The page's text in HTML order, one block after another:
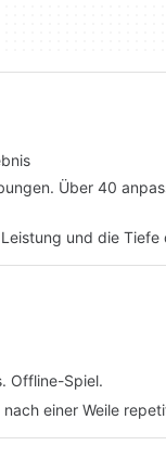
Über 40
und die
Offline-Spiel.
einer Weile